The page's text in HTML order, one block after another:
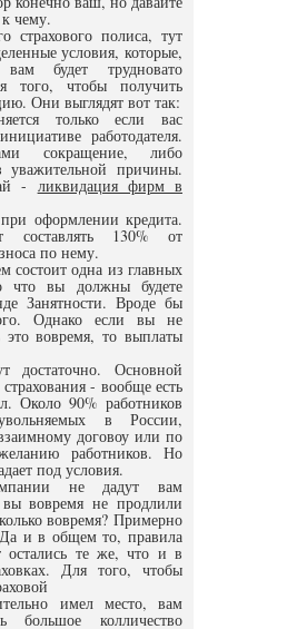
чему.
полиса, тут
условия, которые,
будет трудновато
того, чтобы получить
Они выглядят вот так:
только если вас
работодателя.
сокращение, либо
уважительной причины.
- ликвидация фирм в
оформлении кредита.
составлять 130% от
по нему.
состоит одна из главных
что вы должны будете
Занятности. Вроде бы
Однако если вы не
это вовремя, то выплаты
достаточно. Основной
- вообще есть
Около 90% работников
в России,
договоу или по
работников. Но
под условия.
не дадут вам
вовремя не продлили
вовремя? Примерно
и в общем то, правила
остались те же, что и в
Для того, чтобы
имел место, вам
большое колличество